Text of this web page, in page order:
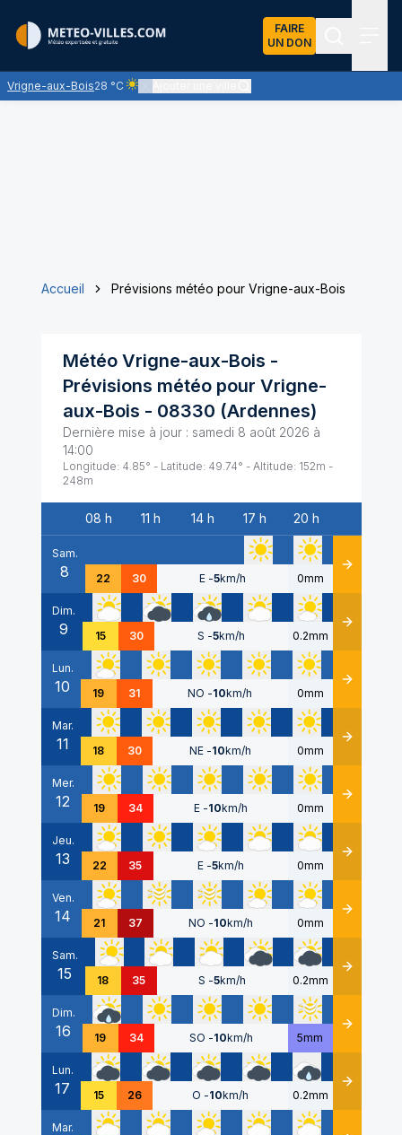
FAIRE
UN DON
Vrigne-aux-Bois28 °C
Ciel clair - quasiment pas de nuages et un soleil
Accueil Prévisions météo pour Vrigne-aux-Bois
Météo Vrigne-aux-Bois -
Prévisions météo pour Vrigne-
aux-Bois - 08330 (Ardennes)
Dernière mise à jour : samedi 8 août 2026 à
14:00
Longitude: 4.85° - Latitude: 49.74° - Altitude: 152m -
248m
Date
08 h 11 h 14 h 17 h 20 h
Sam.
8 22 30 E -5km/h 0mm Détails
Dim.
9 15 30 S -5km/h 0.2mm Détails
Lun.
10 19 31 NO -10km/h 0mm Détails
Mar.
11 18 30 NE -10km/h 0mm Détails
Mer.
12 19 34 E -10km/h 0mm Détails
Jeu.
13 22 35 E -5km/h 0mm Détails
Ven.
14 21 37 NO -10km/h 0mm Détails
Sam.
15 18 35 S -5km/h 0.2mm Détails
Dim.
16 19 34 SO -10km/h 5mm Détails
Lun.
17 15 26 O -10km/h 0.2mm Détails
Mar.